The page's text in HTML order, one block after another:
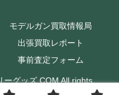
モデルガン買取情報局
出張買取レポート
事前査定フォーム
グッズ.COM All rights